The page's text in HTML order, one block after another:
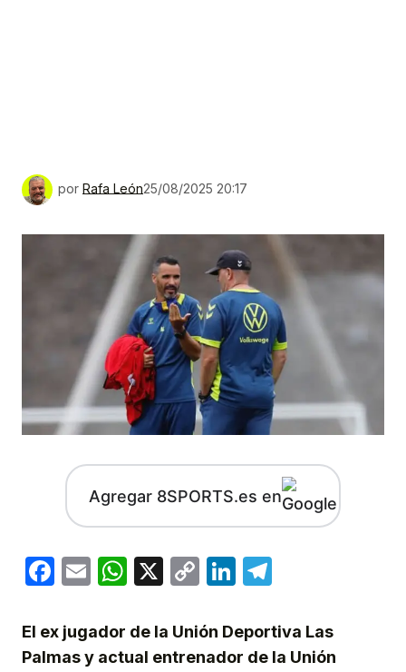
por Rafa León25/08/2025 20:17
Agregar 8SPORTS.es en
Facebook
EmailWhatsApp
X
CopyLinkedIn
El ex jugador de la Unión Deportiva Las
Palmas y actual entrenador de la Unión